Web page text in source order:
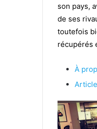
son pays,
de ses
toutefois
récupérés
À